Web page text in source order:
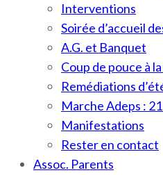
Interventions
Soirée d’accueil
A.G. et Banquet
Coup de pouce à
Remédiations
Marche Adeps :
Manifestations
Rester en contact
Assoc. Parents